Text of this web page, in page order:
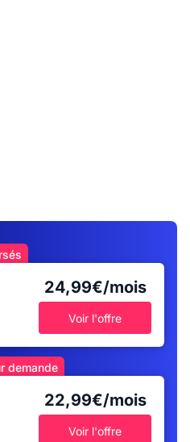
24,99€/mois
Voir l'offre
demande
22,99€/mois
Voir l'offre